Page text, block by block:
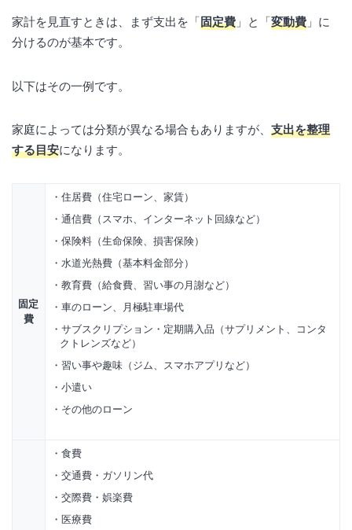
家計を見直すときは、まず支出を「固定費」と「変動費」に
分けるのが基本です。
以下はその一例です。
家庭によっては分類が異なる場合もありますが、 支出を整理
する目安になります。
固定
費
住居費（住宅ローン、家賃）
通信費（スマホ、インターネット回線など）
保険料（生命保険、損害保険）
水道光熱費（基本料金部分）
教育費（給食費、習い事の月謝など）
車のローン、月極駐車場代
サブスクリプション・定期購入品（サプリメント、コンタ
クトレンズなど）
習い事や趣味（ジム、スマホアプリなど）
小遣い
その他のローン
食費
交通費・ガソリン代
交際費・娯楽費
医療費